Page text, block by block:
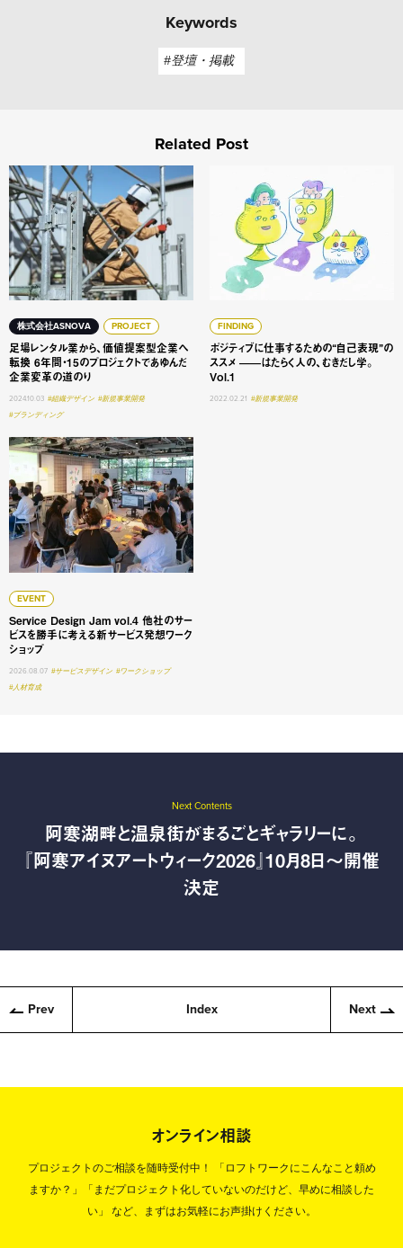
Keywords
#登壇・掲載
Related Post
株式会社ASNOVA PROJECT
足場レンタル業から、価値提案型企業へ
転換 6年間・15のプロジェクトであゆんだ
企業変革の道のり
2024.10.03 #組織デザイン #新規事業開発
#ブランディング
足場レンタル業から、価値提案型企業へ転換 6年間・15の
FINDING
ポジティブに仕事するための“自己表現”の
ススメ ——はたらく人の、むきだし学。
Vol.1
2022.02.21 #新規事業開発
ポジティブに仕事するため
EVENT
Service Design Jam vol.4 他社のサー
ビスを勝手に考える新サービス発想ワーク
ショップ
2026.08.07 #サービスデザイン #ワークショップ
#人材育成
Service Design Jam vol.4 他社のサービスを勝手に考える
Next Contents
阿寒湖畔と温泉街がまるごとギャラリーに。
『阿寒アイヌアートウィーク2026』10月8日〜開催
決定
Prev Index Next
オンライン相談
プロジェクトのご相談を随時受付中！
「ロフトワークにこんなこと頼め
ますか？」「まだプロジェクト化していないのだけど、早めに相談した
い」
など、まずはお気軽にお声掛けください。